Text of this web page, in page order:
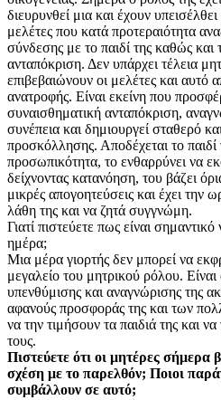
διευρυνθεί μια και έχουν
μελέτες που κατά προτεραιότητα
σύνδεσης με το παιδί της καθώς και
ανταπόκριση. Δεν υπάρχει τέλεια
επιβεβαιώνουν οι μελέτες και αυτό
ανατροφής. Είναι εκείνη που
συναισθηματική ανταπόκριση,
συνέπεια και δημιουργεί σταθερό
προσκόλλησης. Αποδέχεται το
προσωπικότητα, το ενθαρρύνει να
δείχνοντας κατανόηση, του βάζει
μικρές απογοητεύσεις και έχει την
λάθη της και να ζητά συγγνώμη.
Γιατί πιστεύετε πως είναι
ημέρα;
Μια μέρα γιορτής δεν μπορεί να
μεγαλείο του μητρικού ρόλου.
υπενθύμισης και αναγνώρισης της
αφανούς προσφοράς της και των
να την τιμήσουν τα παιδιά της και
τους.
Πιστεύετε ότι οι μητέρες σήμερα
σχέση με το παρελθόν; Ποιοι
συμβάλλουν σε αυτό;